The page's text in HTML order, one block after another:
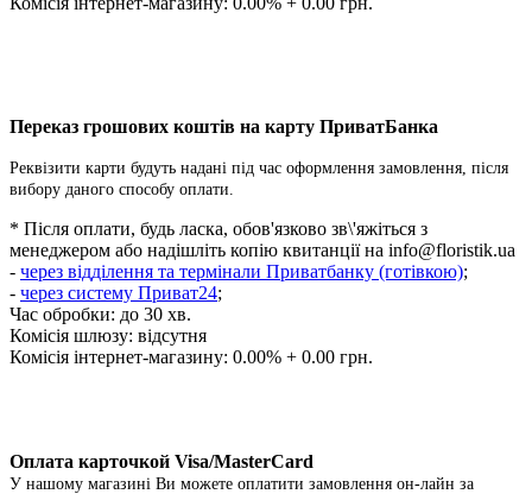
Переказ грошових коштів на карту ПриватБанка
Реквізити карти будуть надані під час оформлення замовлення, після
вибору даного способу оплати.
* Після оплати, будь ласка, обов'язково зв\'яжіться з
менеджером або надішліть копію квитанції на info@floristik.ua
- через відділення та термінали Приватбанку (готівкою);
- через систему Приват24;
Час обробки: до 30 хв.
Комісія шлюзу: відсутня
Комісія інтернет-магазину: 0.00% + 0.00 грн.
Оплата карточкой Visa/MasterCard
У нашому магазині Ви можете оплатити замовлення он-лайн за